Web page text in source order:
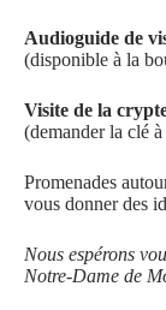
Audioguide de
(disponible à la
Visite de la
(demander la clé
Promenades
vous donner des
Nous espérons
Notre-Dame de